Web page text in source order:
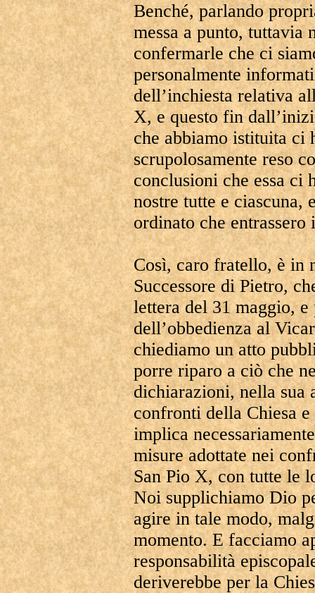
Benché, parlando
messa a punto, tuttavia
confermarle che ci
personalmente
dell’inchiesta relativa
X, e questo fin
che abbiamo istituita ci
scrupolosamente reso
conclusioni che essa ci
nostre tutte e ciascuna,
ordinato che
Così, caro fratello, è in
Successore di Pietro,
lettera del 31 maggio,
dell’obbedienza al
chiediamo un atto
porre riparo a ciò che
dichiarazioni, nella sua
confronti della Chiesa
implica
misure adottate nei
San Pio X, con tutte le
Noi supplichiamo Dio
agire in tale modo,
momento. E facciamo
responsabilità
deriverebbe per la